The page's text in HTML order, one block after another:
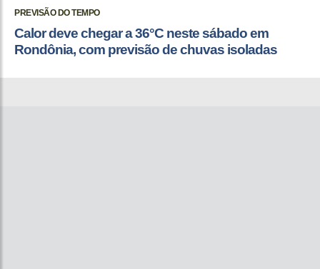
PREVISÃO DO TEMPO
Calor deve chegar a 36°C neste sábado em
Rondônia, com previsão de chuvas isoladas